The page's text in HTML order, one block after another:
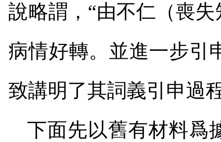
說略謂，“由不仁（喪
病情好轉。並進一步
致講明了其詞義引申過
下面先以舊有材料爲